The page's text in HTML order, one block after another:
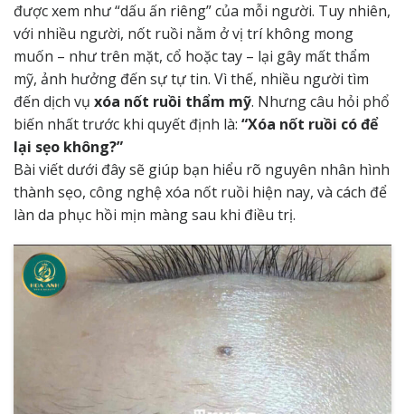
được xem như “dấu ấn riêng” của mỗi người. Tuy nhiên,
với nhiều người, nốt ruồi nằm ở vị trí không mong
muốn – như trên mặt, cổ hoặc tay – lại gây mất thẩm
mỹ, ảnh hưởng đến sự tự tin. Vì thế, nhiều người tìm
đến dịch vụ xóa nốt ruồi thẩm mỹ. Nhưng câu hỏi phổ
biến nhất trước khi quyết định là: “Xóa nốt ruồi có để
lại sẹo không?”
Bài viết dưới đây sẽ giúp bạn hiểu rõ nguyên nhân hình
thành sẹo, công nghệ xóa nốt ruồi hiện nay, và cách để
làn da phục hồi mịn màng sau khi điều trị.